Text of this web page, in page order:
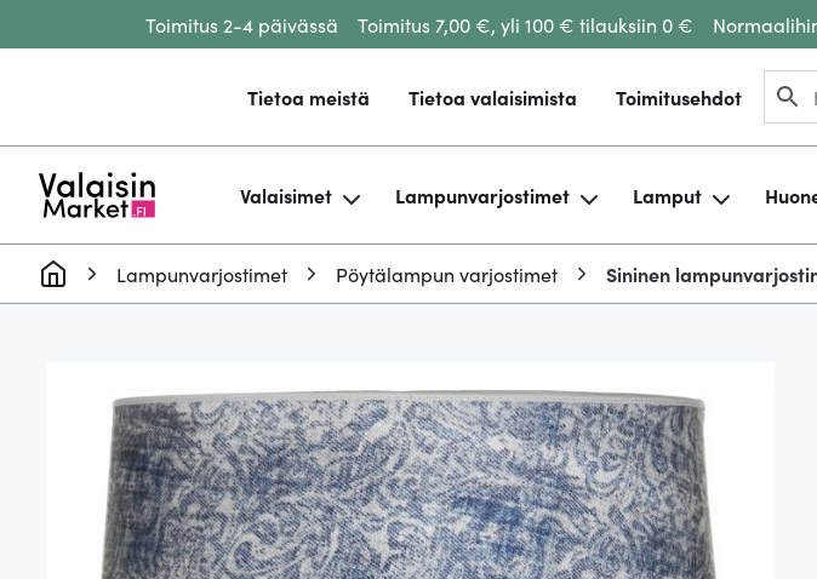
Toimitus 2-4 päivässä Toimitus 7,00 €, yli 100 € tilauksiin 0 €
Tietoa meistä Tietoa valaisimista Toimitusehdot
Valaisimet Lampunvarjostimet Lamput
Lampunvarjostimet Pöytälampun varjostimet Sininen